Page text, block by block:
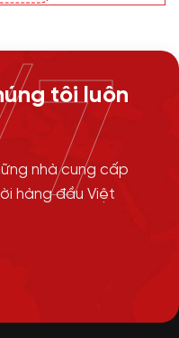
tôi luôn
nhà cung cấp
hàng đầu Việt